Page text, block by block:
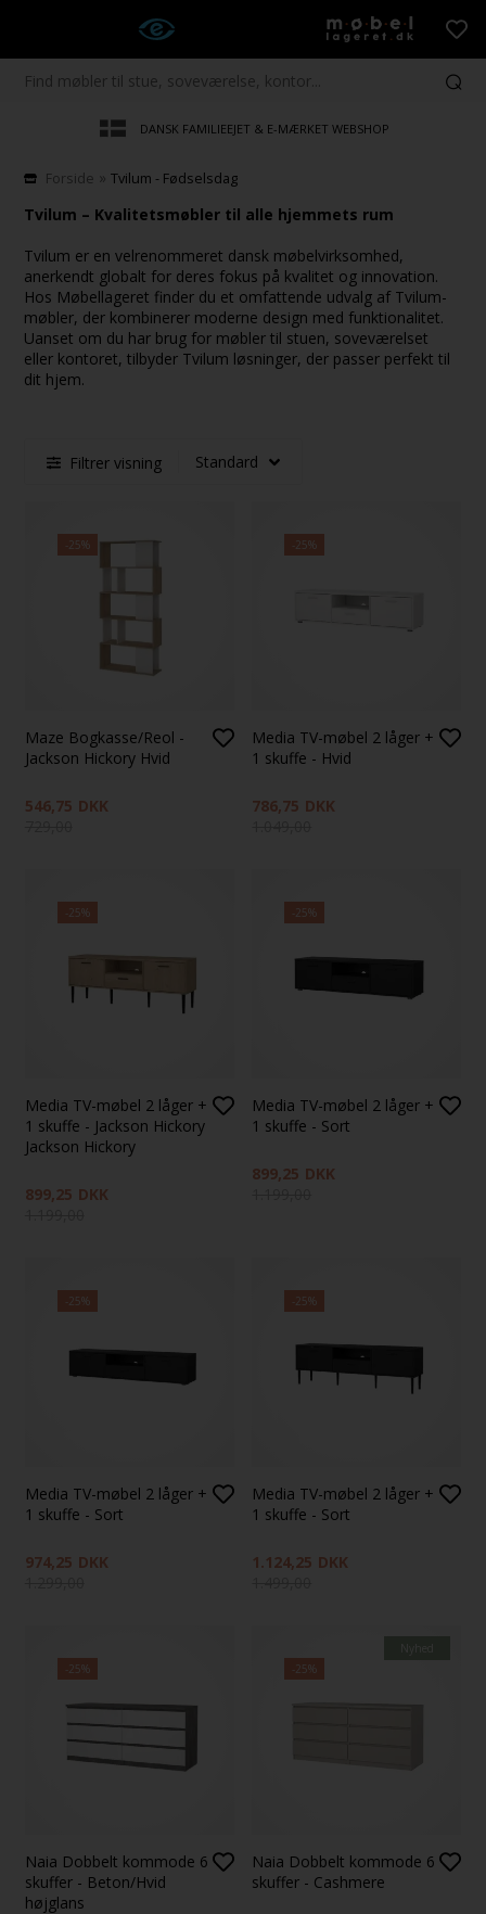
DANSK FAMILIEEJET & E-MÆRKET WEBSHOP
Forside »Tvilum - Fødselsdag
Tvilum – Kvalitetsmøbler til alle hjemmets rum
Tvilum er en velrenommeret dansk møbelvirksomhed,
anerkendt globalt for deres fokus på kvalitet og innovation.
Hos Møbellageret finder du et omfattende udvalg af Tvilum-
møbler, der kombinerer moderne design med funktionalitet.
Uanset om du har brug for møbler til stuen, soveværelset
eller kontoret, tilbyder Tvilum løsninger, der passer perfekt til
dit hjem.
Filtrer visning
-25%
Maze Bogkasse/Reol -
Jackson Hickory Hvid
546,75 DKK
-25%
Media TV-møbel 2 låger +
1 skuffe - Hvid
786,75 DKK
-25%
Media TV-møbel 2 låger +
1 skuffe - Jackson Hickory
Jackson Hickory
899,25 DKK
-25%
Media TV-møbel 2 låger +
1 skuffe - Sort
899,25 DKK
-25%
Media TV-møbel 2 låger +
1 skuffe - Sort
974,25 DKK
-25%
Media TV-møbel 2 låger +
1 skuffe - Sort
1.124,25 DKK
-25%
Naia Dobbelt kommode 6
skuffer - Beton/Hvid
højglans
-25%
Naia Dobbelt kommode 6
skuffer - Cashmere